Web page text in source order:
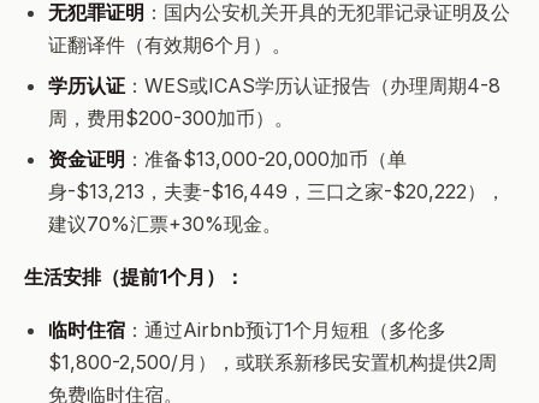
无犯罪证明 ：国内公安机关开具的无犯罪记录证明及公
证翻译件（有效期6个月）。
学历认证 ：WES或ICAS学历认证报告（办理周期4-8
周，费用$200-300加币）。
资金证明 ：准备$13,000-20,000加币（单
身-$13,213，夫妻-$16,449，三口之家-$20,222），
建议70%汇票+30%现金。
生活安排（提前1个月）：
临时住宿 ：通过Airbnb预订1个月短租（多伦多
$1,800-2,500/月），或联系新移民安置机构提供2周
免费临时住宿。